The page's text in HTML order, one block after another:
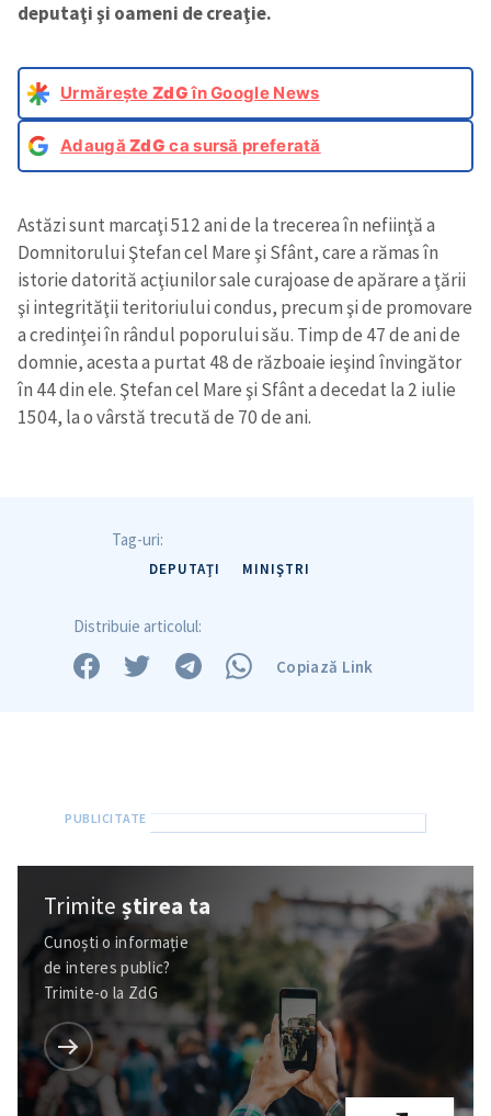
deputaţi şi oameni de creaţie.
Urmărește ZdGîn Google News
AdaugăZdG ca sursă preferată
Astăzi sunt marcaţi 512 ani de la trecerea în nefiinţă a
Domnitorului Ştefan cel Mare şi Sfânt, care a rămas în
istorie datorită acţiunilor sale curajoase de apărare a ţării
şi integrităţii teritoriului condus, precum şi de promovare
a credinţei în rândul poporului său. Timp de 47 de ani de
domnie, acesta a purtat 48 de războaie ieşind învingător
în 44 din ele. Ştefan cel Mare şi Sfânt a decedat la 2 iulie
1504, la o vârstă trecută de 70 de ani.
Tag-uri:
DEPUTAŢI MINIŞTRI
Distribuie articolul:
Copiază Link
Trimiteștirea ta
Cunoști o informație
de interes public?
Trimite-o la ZdG